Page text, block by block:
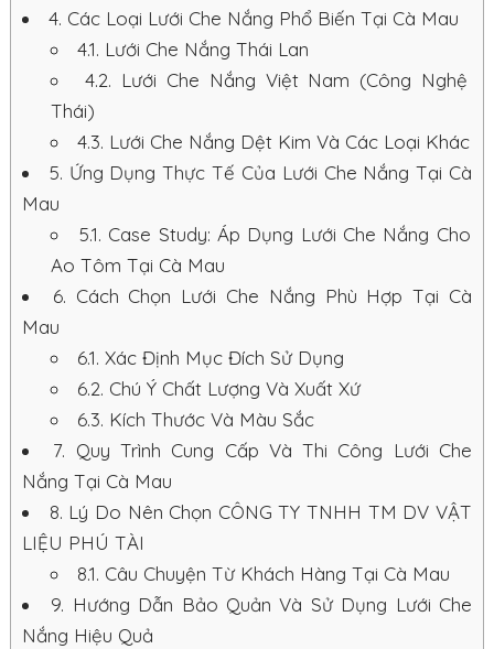
4. Các Loại Lưới Che Nắng Phổ Biến Tại Cà Mau
4.1. Lưới Che Nắng Thái Lan
4.2. Lưới Che Nắng Việt Nam (Công Nghệ
Thái)
4.3. Lưới Che Nắng Dệt Kim Và Các Loại Khác
5. Ứng Dụng Thực Tế Của Lưới Che Nắng Tại Cà
Mau
5.1. Case Study: Áp Dụng Lưới Che Nắng Cho
Ao Tôm Tại Cà Mau
6. Cách Chọn Lưới Che Nắng Phù Hợp Tại Cà
Mau
6.1. Xác Định Mục Đích Sử Dụng
6.2. Chú Ý Chất Lượng Và Xuất Xứ
6.3. Kích Thước Và Màu Sắc
7. Quy Trình Cung Cấp Và Thi Công Lưới Che
Nắng Tại Cà Mau
8. Lý Do Nên Chọn CÔNG TY TNHH TM DV VẬT
LIỆU PHÚ TÀI
8.1. Câu Chuyện Từ Khách Hàng Tại Cà Mau
9. Hướng Dẫn Bảo Quản Và Sử Dụng Lưới Che
Nắng Hiệu Quả